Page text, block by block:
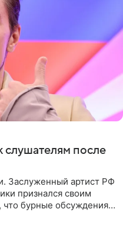
слушателям после
Заслуженный артист РФ
признался своим
бурные обсуждения